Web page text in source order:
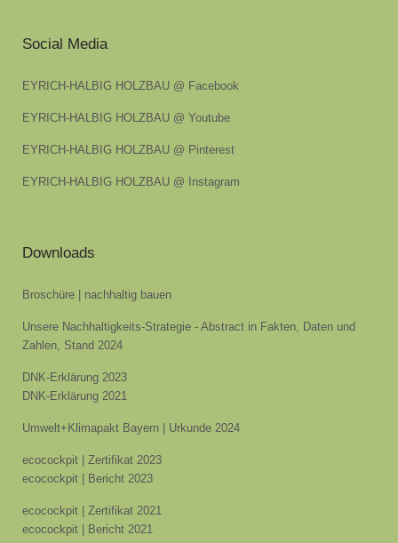
Social Media
EYRICH-HALBIG HOLZBAU @ Facebook
EYRICH-HALBIG HOLZBAU @ Youtube
EYRICH-HALBIG HOLZBAU @ Pinterest
EYRICH-HALBIG HOLZBAU @ Instagram
Downloads
Broschüre | nachhaltig bauen
Unsere Nachhaltigkeits-Strategie - Abstract in Fakten, Daten und
Zahlen, Stand 2024
DNK-Erklärung 2023
DNK-Erklärung 2021
Umwelt+Klimapakt Bayern | Urkunde 2024
ecocockpit | Zertifikat 2023
ecocockpit | Bericht 2023
ecocockpit | Zertifikat 2021
ecocockpit | Bericht 2021